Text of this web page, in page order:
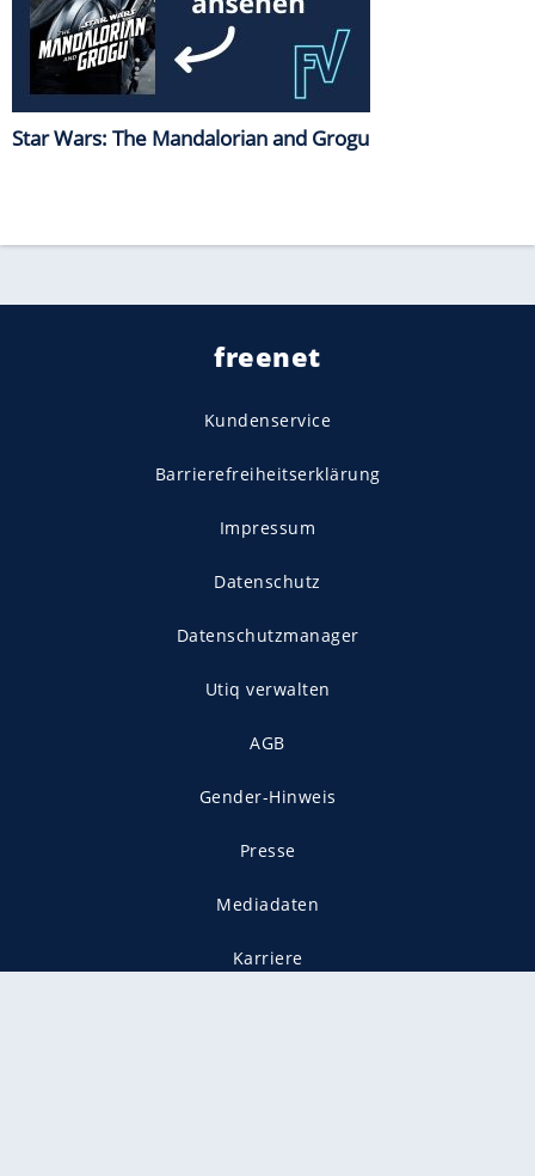
Star Wars: The Mandalorian and Grogu
freenet
Kundenservice
Barrierefreiheitserklärung
Impressum
Datenschutz
Datenschutzmanager
Utiq verwalten
AGB
Gender-Hinweis
Presse
Mediadaten
Karriere